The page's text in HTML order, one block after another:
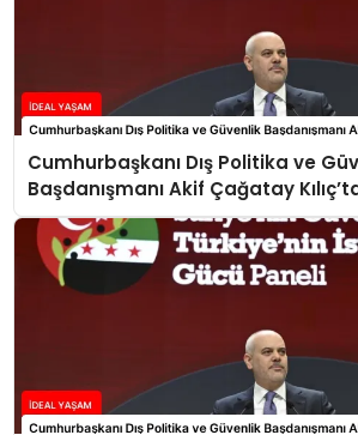
Cumhurbaşkanı Dış Politika ve
Başdanışmanı Akif Çağatay
Panelinde Önemli Açıklamalar